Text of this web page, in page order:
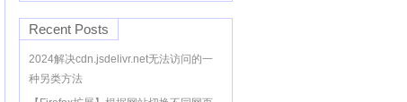
Recent Posts
2024解决cdn.jsdelivr.net无法访问的一
种另类方法